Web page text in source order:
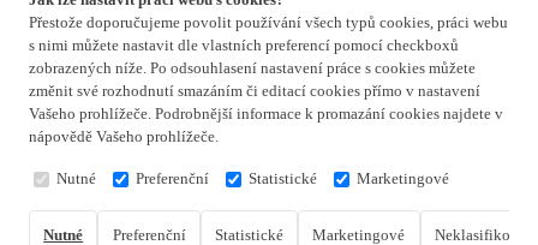
Přestože doporučujeme povolit používání všech typů cookies, práci webu
s nimi můžete nastavit dle vlastních preferencí pomocí checkboxů
zobrazených níže. Po odsouhlasení nastavení práce s cookies můžete
změnit své rozhodnutí smazáním či editací cookies přímo v nastavení
Vašeho prohlížeče. Podrobnější informace k promazání cookies najdete v
nápovědě Vašeho prohlížeče.
Nutné Preferenční Statistické Marketingové
Nutné
Preferenční
Statistické
Marketingové